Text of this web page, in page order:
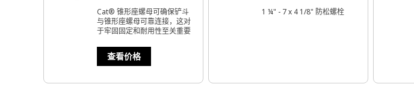
Cat® 锥形座螺母可确保铲斗
与锥形座螺母可靠连接，这对
于牢固固定和耐用性至关重要
查看价格
1 ¼" - 7 x 4 1/8" 防松螺栓